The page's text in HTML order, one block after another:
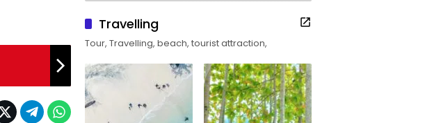
Travelling
Tour, Travelling, beach, tourist attraction,